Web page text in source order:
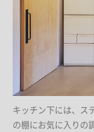
キッチン下には、ス
の棚にお気に入りの